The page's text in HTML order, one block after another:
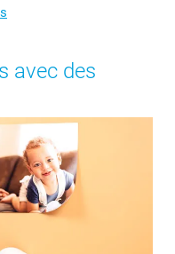
avec des